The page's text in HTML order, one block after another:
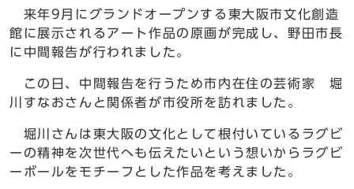
来年9月にグランドオープンする東大阪市文化創造
館に展示されるアート作品の原画が完成し、野田市長
に中間報告が行われました。
この日、中間報告を行うため市内在住の芸術家 堀
川すなおさんと関係者が市役所を訪れました。
堀川さんは東大阪の文化として根付いているラグビ
ーの精神を次世代へも伝えたいという想いからラグビ
ーボールをモチーフとした作品を考えました。